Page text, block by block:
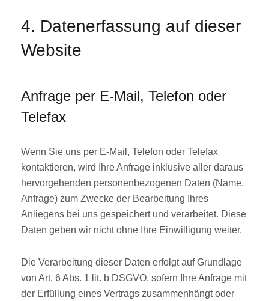
4. Datenerfassung auf dieser
Website
Anfrage per E-Mail, Telefon oder
Telefax
Wenn Sie uns per E-Mail, Telefon oder Telefax
kontaktieren, wird Ihre Anfrage inklusive aller daraus
hervorgehenden personenbezogenen Daten (Name,
Anfrage) zum Zwecke der Bearbeitung Ihres
Anliegens bei uns gespeichert und verarbeitet. Diese
Daten geben wir nicht ohne Ihre Einwilligung weiter.
Die Verarbeitung dieser Daten erfolgt auf Grundlage
von Art. 6 Abs. 1 lit. b DSGVO, sofern Ihre Anfrage mit
der Erfüllung eines Vertrags zusammenhängt oder